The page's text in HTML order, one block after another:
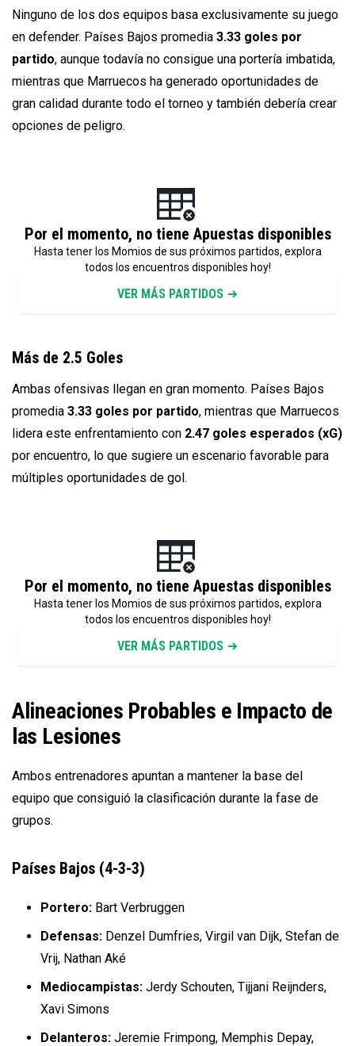
Ninguno de los dos equipos basa exclusivamente su juego
en defender. Países Bajos promedia 3.33 goles por
partido, aunque todavía no consigue una portería imbatida,
mientras que Marruecos ha generado oportunidades de
gran calidad durante todo el torneo y también debería crear
opciones de peligro.
Por el momento, no tiene Apuestas disponibles
Hasta tener los Momios de sus próximos partidos, explora
todos los encuentros disponibles hoy!
VER MÁS PARTIDOS
Más de 2.5 Goles
Ambas ofensivas llegan en gran momento. Países Bajos
promedia 3.33 goles por partido, mientras que Marruecos
lidera este enfrentamiento con 2.47 goles esperados (xG)
por encuentro, lo que sugiere un escenario favorable para
múltiples oportunidades de gol.
Por el momento, no tiene Apuestas disponibles
Hasta tener los Momios de sus próximos partidos, explora
todos los encuentros disponibles hoy!
VER MÁS PARTIDOS
Alineaciones Probables e Impacto de
las Lesiones
Ambos entrenadores apuntan a mantener la base del
equipo que consiguió la clasificación durante la fase de
grupos.
Países Bajos (4-3-3)
Portero: Bart Verbruggen
Defensas: Denzel Dumfries, Virgil van Dijk, Stefan de
Vrij, Nathan Aké
Mediocampistas: Jerdy Schouten, Tijjani Reijnders,
Xavi Simons
Delanteros: Jeremie Frimpong, Memphis Depay,